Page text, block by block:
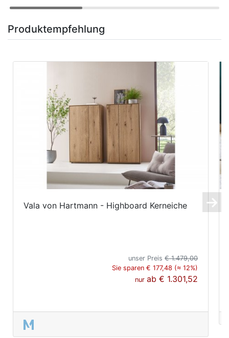
Produktempfehlung
Vala von Hartmann - Highboard Kerneiche
unser Preis€ 1.479,00
Sie sparen € 177,48 (≈ 12%)
nurab€ 1.301,52